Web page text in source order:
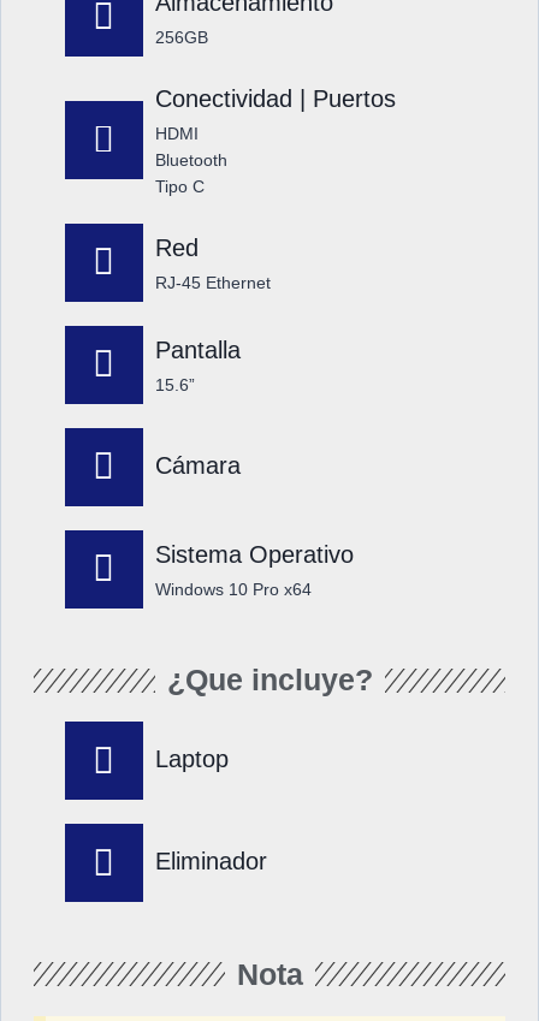
256GB
Conectividad | Puertos
HDMI
Bluetooth
Tipo C
Red
RJ-45 Ethernet
Pantalla
15.6”
Cámara
Sistema Operativo
Windows 10 Pro x64
¿Que incluye?
Laptop
Eliminador
Nota